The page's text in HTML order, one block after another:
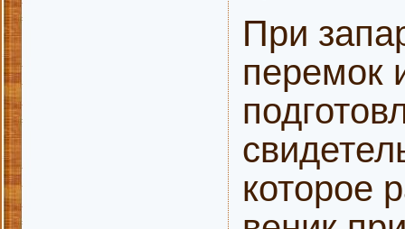
При
перемок
которое